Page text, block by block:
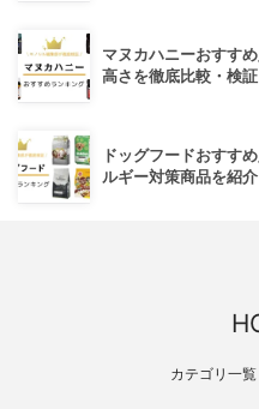
マヌカハニーおすす
高さを徹底比較・検証
ドッグフードおすす
ルギー対策商品を紹介
カテゴリ一覧